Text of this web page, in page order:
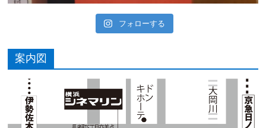
フォローする
案内図